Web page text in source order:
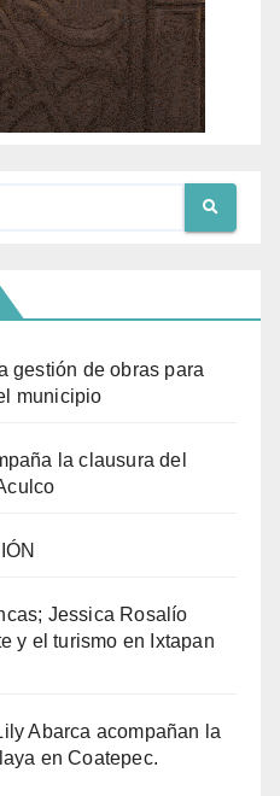
gestión de obras para
municipio
la clausura del
Jessica Rosalío
y el turismo en Ixtapan
Abarca acompañan la
en Coatepec.